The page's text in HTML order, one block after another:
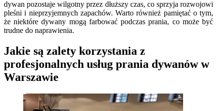
dywan pozostaje wilgotny przez dłuższy czas, co sprzyja rozwojowi
pleśni i nieprzyjemnych zapachów. Warto również pamiętać o tym,
że niektóre dywany mogą farbować podczas prania, co może być
trudne do naprawienia.
Jakie są zalety korzystania z
profesjonalnych usług prania dywanów w
Warszawie